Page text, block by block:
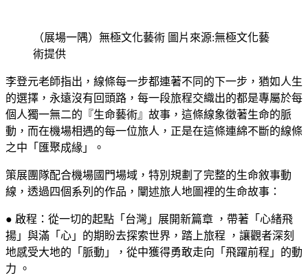
（展場一隅）無極文化藝術 圖片來源:無極文化藝
術提供
李登元老師指出，線條每一步都連著不同的下一步，猶如人生
的選擇，永遠沒有回頭路，每一段旅程交織出的都是專屬於每
個人獨一無二的『生命藝術』故事，這條線象徵著生命的脈
動，而在機場相遇的每一位旅人，正是在這條連綿不斷的線條
之中「匯聚成緣」。
策展團隊配合機場國門場域，特別規劃了完整的生命敘事動
線，透過四個系列的作品，闡述旅人地圖裡的生命故事：
● 啟程：從一切的起點「台灣」展開新篇章 ，帶著「心緒飛
揚」與滿「心」的期盼去探索世界，踏上旅程 ，讓觀者深刻
地感受大地的「脈動」，從中獲得勇敢走向「飛躍前程」的動
力 。